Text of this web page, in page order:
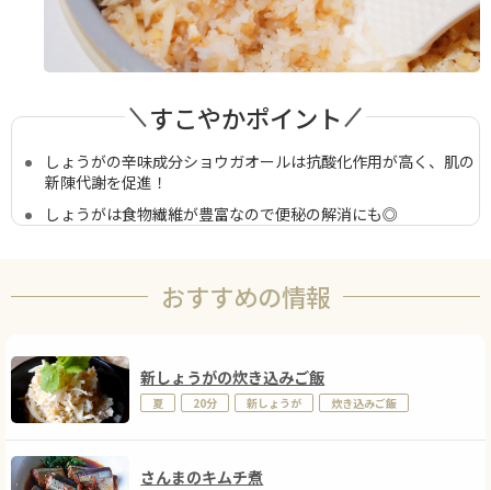
すこやかポイント
しょうがの辛味成分ショウガオールは抗酸化作用が高く、肌の
新陳代謝を促進！
しょうがは食物繊維が豊富なので便秘の解消にも◎
おすすめの情報
新しょうがの炊き込みご飯
夏 20分 新しょうが 炊き込みご飯
さんまのキムチ煮